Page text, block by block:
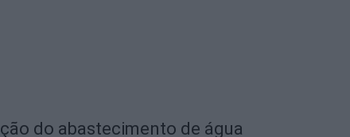
do abastecimento de água